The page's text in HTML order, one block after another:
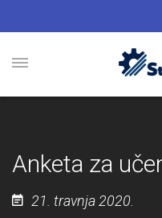
Anketa za
21. travnja 2020.